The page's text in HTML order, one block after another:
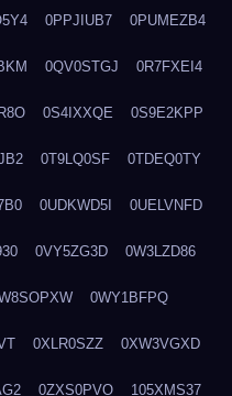
0PPJIUB7 0PUMEZB4
0QV0STGJ 0R7FXEI4
0S4IXXQE 0S9E2KPP
0T9LQ0SF 0TDEQ0TY
0UDKWD5I 0UELVNFD
0VY5ZG3D 0W3LZD86
0WY1BFPQ
0XLR0SZZ 0XW3VGXD
0ZXS0PVO 105XMS37